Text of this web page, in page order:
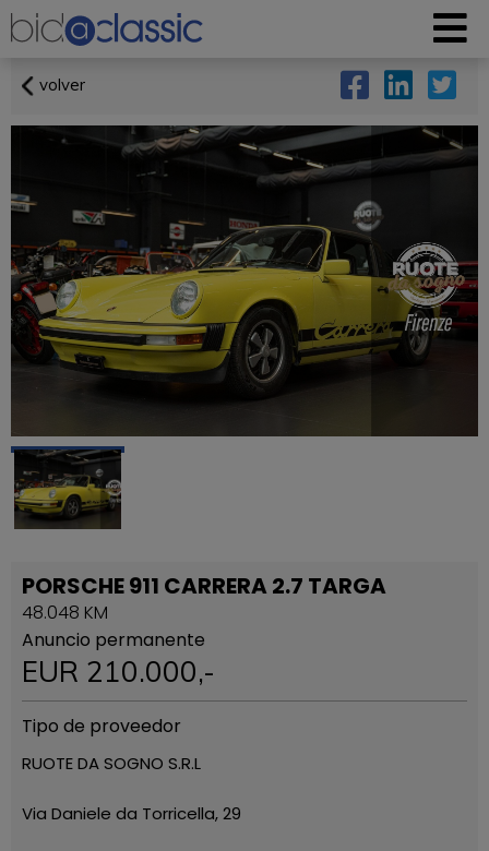
volver
PORSCHE 911 CARRERA 2.7 TARGA
48.048 KM
Anuncio permanente
EUR 210.000,-
Tipo de proveedor
RUOTE DA SOGNO S.R.L
Via Daniele da Torricella, 29